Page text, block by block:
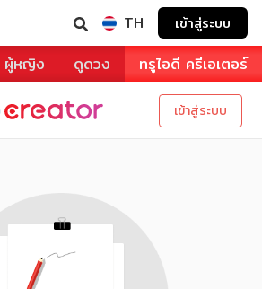
TH เข้าสู่ระบบ
ผู้หญิง ดูดวง ทรูไอดี ครีเอเตอร์
เข้าสู่ระบบ